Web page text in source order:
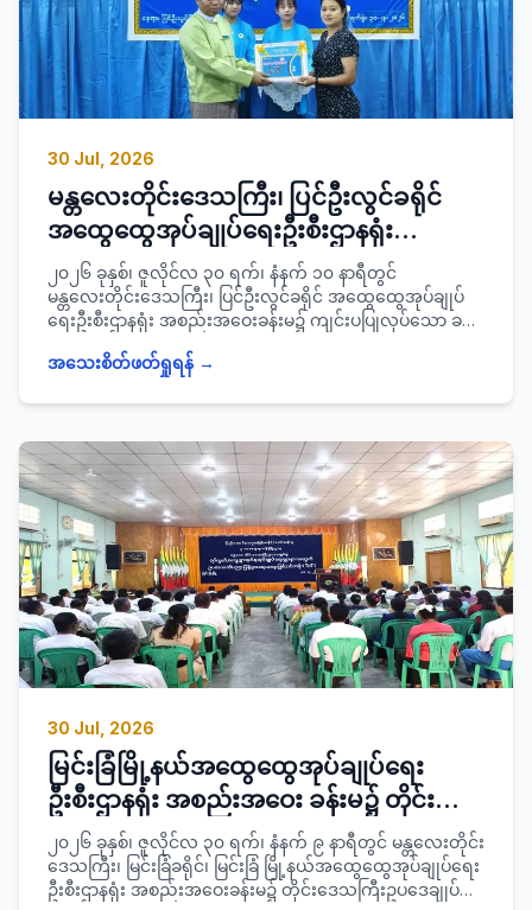
30 Jul, 2026
မန္တလေးတိုင်းဒေသကြီး၊ ပြင်ဦးလွင်ခရိုင်
အထွေထွေအုပ်ချုပ်ရေးဦးစီးဌာနရုံး
အစည်းအဝေးခန်းမ၌ ကျင်းပ ပြုလုပ်သော
အခြေခံစက်ချုပ်နည်းပညာသင်တန်းအမှတ်
စဉ်(၂/၂၀၂၆-၂၀၂၇) သင်တန်းဆင်းပွဲ
အခမ်းအနားသို့ တက်ရောက်
၂၀၂၆ ခုနှစ်၊ ဇူလိုင်လ ၃၀ ရက်၊ နံနက် ၁၀ နာရီတွင်
မန္တလေးတိုင်းဒေသကြီး၊ ပြင်ဦးလွင်ခရိုင် အထွေထွေအုပ်ချုပ်
ရေးဦးစီးဌာနရုံး အစည်းအဝေးခန်းမ၌ ကျင်းပပြုလုပ်သော ခရိုင်
ရေးရာအဖွဲ့တို့ ပူးပေါင်းဖွင့်လှစ်သည့် အခြေခံစက်ချုပ်နည်း
ဥက္ကဋ္ဌ ခရိုင်အုပ်ချုပ်ရေးမှူး ဦးရဲထူးနှင့် အဖွဲ့ဝင်များ၊ ခရိုင်
အမျိုးသမီးရေးရာအဖွဲ့ဥက္ကဋ္ဌနှင့် အဖွဲ့ဝင်များ၊ ခရိုင်/မြို့နယ်စီမံ
ခန့်ခွဲရေးနှင့်အုပ်ချုပ်ရေးကော်မတီအဖွဲ့ဝင်များ၊ သင်တန်းသူများ
တက်ရောက် ခဲ့ကြောင်း သတင်းရရှိပါသည်။
အသေးစိတ်ဖတ်ရှုရန် →
30 Jul, 2026
မြင်းခြံမြို့နယ်အထွေထွေအုပ်ချုပ်ရေး
ဦးစီးဌာနရုံး အစည်းအဝေး ခန်းမ၌ တိုင်း
ဒေသကြီးဥပဒေချုပ်ရုံးမှ ကြီးမှူးဖွင့်လှစ်
သည့် ရပ်ကွက်/ ကျေးရွာအုပ်စုအုပ်ချုပ်ရေး
မှူးများ အတွက် ဥပဒေအသိပညာပြန့်ပွားရေး
၂၀၂၆ ခုနှစ်၊ ဇူလိုင်လ ၃၀ ရက်၊ နံနက် ၉ နာရီတွင် မန္တလေးတိုင်း
ဒေသကြီး၊ မြင်းခြံခရိုင်၊ မြင်းခြံ မြို့နယ်အထွေထွေအုပ်ချုပ်ရေး
ဦးစီးဌာနရုံး အစည်းအဝေးခန်းမ၌ တိုင်းဒေသကြီးဥပဒေချုပ်ရုံး